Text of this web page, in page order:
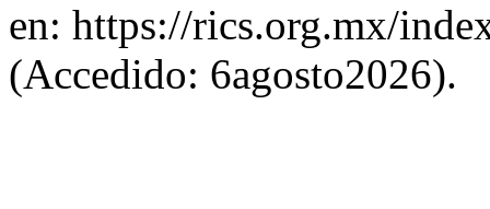
en: https://rics.org.mx/
(Accedido: 6agosto2026).